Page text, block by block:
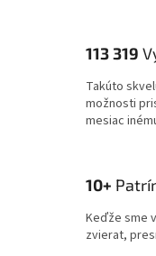
113 319
Takúto
možnosti
mesiac
10+
Keďže sme
zvierat,